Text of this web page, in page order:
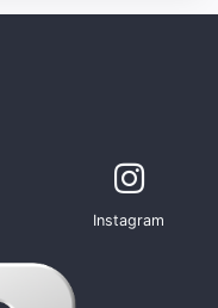
Instagram